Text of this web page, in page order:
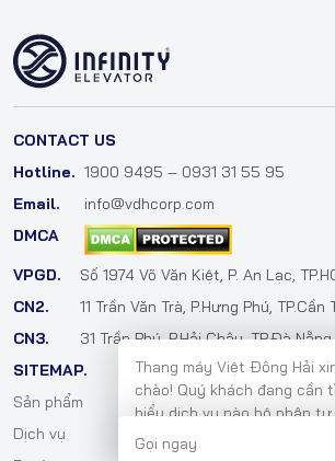
CONTACT US
Hotline. 1900 9495 – 0931 31 55 95
Email.
info@vdhcorp.com
DMCA
VPGD.
Số 1974 Võ Văn Kiệt, P. An Lạc,
CN2.
11 Trần Văn Trà, P.Hưng Phú, TP.Cần
CN3.
31 Trần Phú, P.Hải Châu, TP.Đà Nẵng.
SITEMAP.
Sản phẩm
Cẩm nang
Dịch vụ
Thang máy Việt Đông Hải
chào! Quý khách đang cần
hiểu dịch vụ nào bộ phận tư
bên em sẽ hỗ trợ mình ngay
Gọi ngay